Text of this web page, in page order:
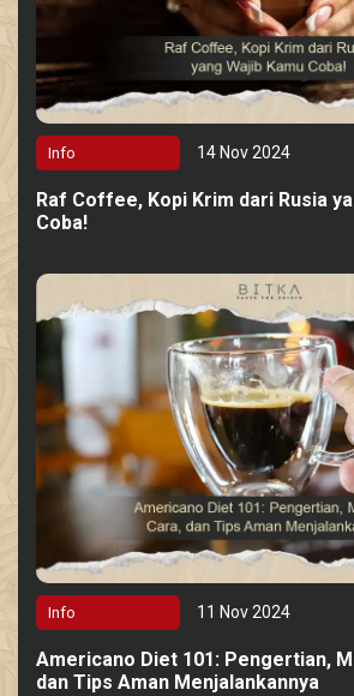
Info 14 Nov 2024
Raf Coffee, Kopi Krim dari Rusia
Coba!
Info 11 Nov 2024
Americano Diet 101: Pengertian,
dan Tips Aman Menjalankannya